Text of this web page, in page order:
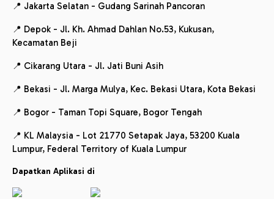
📍 Jakarta Selatan - Gudang Sarinah Pancoran
📍 Depok - Jl. Kh. Ahmad Dahlan No.53, Kukusan,
Kecamatan Beji
📍 Cikarang Utara - Jl. Jati Buni Asih
📍 Bekasi - Jl. Marga Mulya, Kec. Bekasi Utara, Kota Bekasi
📍 Bogor - Taman Topi Square, Bogor Tengah
📍 KL Malaysia - Lot 21770 Setapak Jaya, 53200 Kuala
Lumpur, Federal Territory of Kuala Lumpur
Dapatkan Aplikasi di